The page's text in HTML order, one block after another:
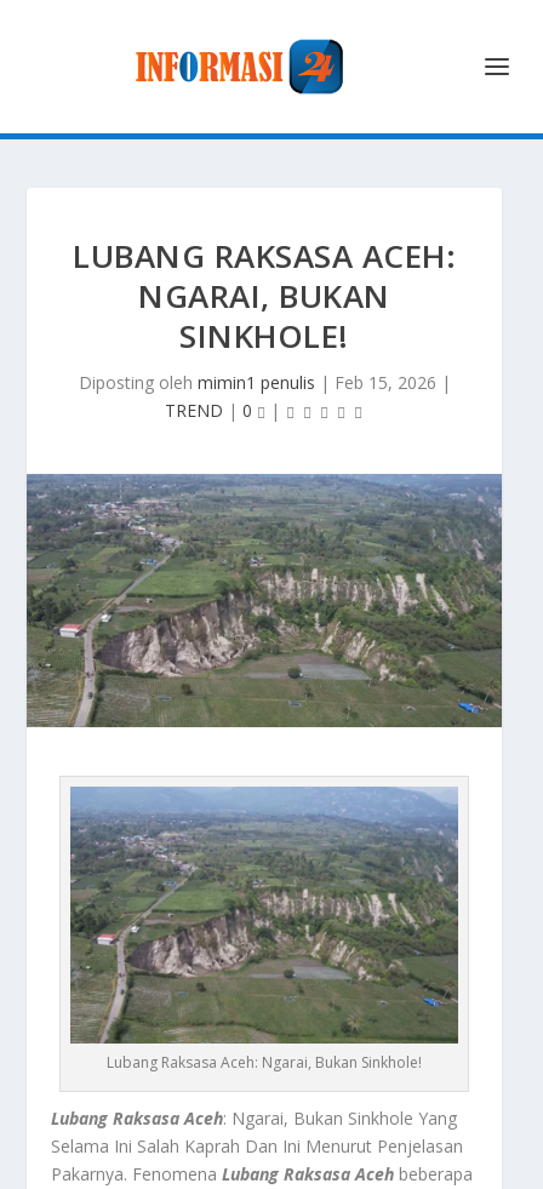
LUBANG RAKSASA ACEH:
NGARAI, BUKAN
SINKHOLE!
Diposting oleh mimin1 penulis | Feb 15, 2026 |
TREND | 0 |
Lubang Raksasa Aceh: Ngarai, Bukan Sinkhole!
Lubang Raksasa Aceh: Ngarai, Bukan Sinkhole Yang
Selama Ini Salah Kaprah Dan Ini Menurut Penjelasan
Pakarnya. FenomenaLubang Raksasa Aceh beberapa